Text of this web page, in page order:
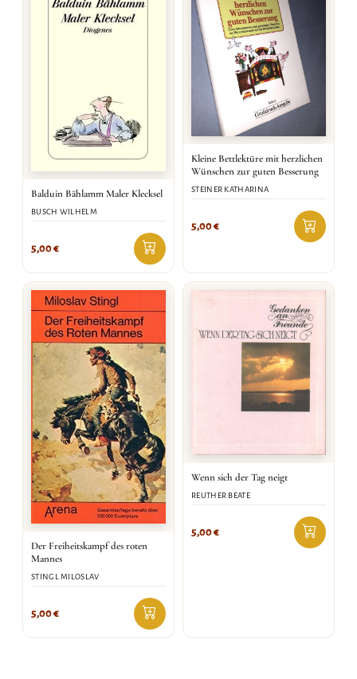
Balduin Bählamm Maler Klecksel
BUSCH WILHELM
5,00€
Kleine Bettlektüre mit herzlichen
Wünschen zur guten Besserung
STEINER KATHARINA
5,00€
Der Freiheitskampf des roten
Mannes
STINGL MILOSLAV
5,00€
Wenn sich der Tag neigt
REUTHER BEATE
5,00€